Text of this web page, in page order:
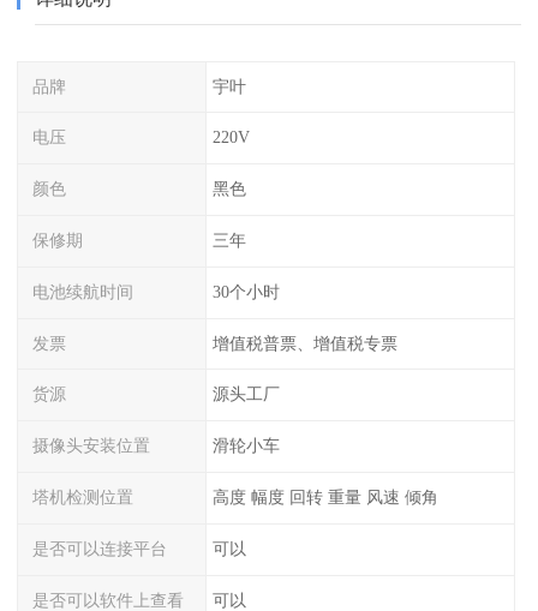
品牌 宇叶
电压 220V
颜色 黑色
保修期 三年
电池续航时间 30个小时
发票 增值税普票、增值税专票
货源 源头工厂
摄像头安装位置 滑轮小车
塔机检测位置 高度 幅度 回转 重量 风速 倾角
是否可以连接平台 可以
是否可以软件上查看 可以